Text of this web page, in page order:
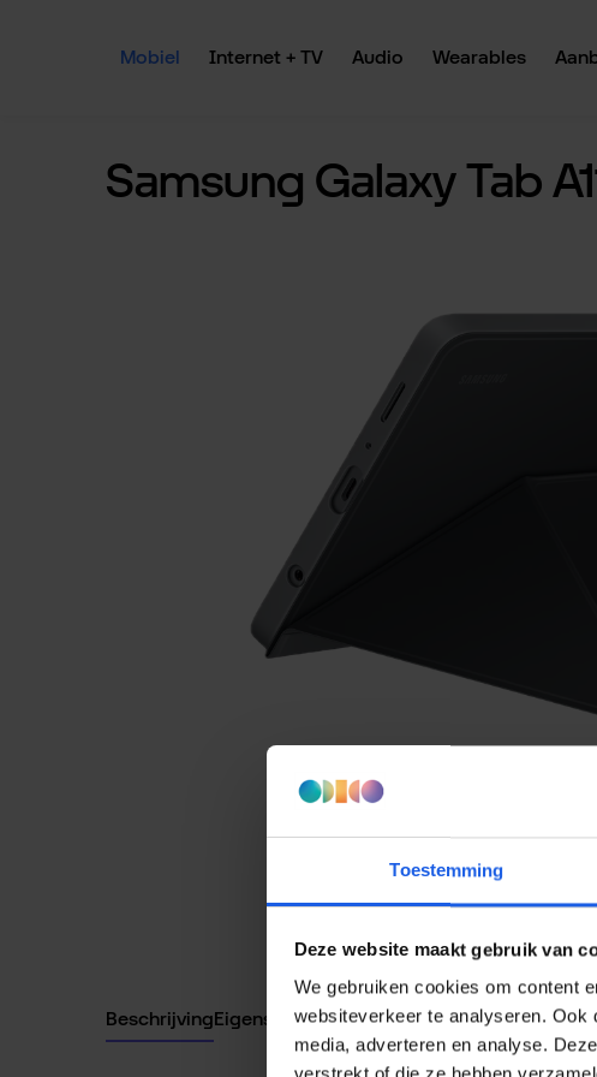
Toestemming
Deze website maakt gebruik van
We gebruiken cookies om content
websiteverkeer te analyseren.
media, adverteren en analyse.
Mobiel
Internet + TV Audio Wearables
Samsung Galaxy Tab
BeschrijvingEigenschappen